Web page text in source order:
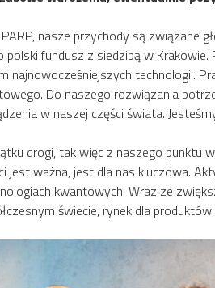
nasze przychody są związane
polski fundusz z siedzibą w
najnowocześniejszych technologii.
Do naszego rozwiązania
w naszej części świata.
drogi, tak więc z naszego
jest ważna, jest dla nas kluczowa.
kwantowych. Wraz ze
świecie, rynek dla